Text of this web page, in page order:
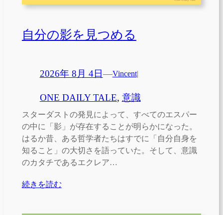
自分の影を見つめる
2026年 8月 4日—Vincent|
ONE DAILY TALE, 意識
スターダストの発見によって、すべてのエスパー
の中に「影」が存在することが明らかになった。
はるか昔、ある哲学者たちはすでに「自分自身を
知ること」の大切さを語っていた。そして、意識
のカタチであるエクレア…
続きを読む